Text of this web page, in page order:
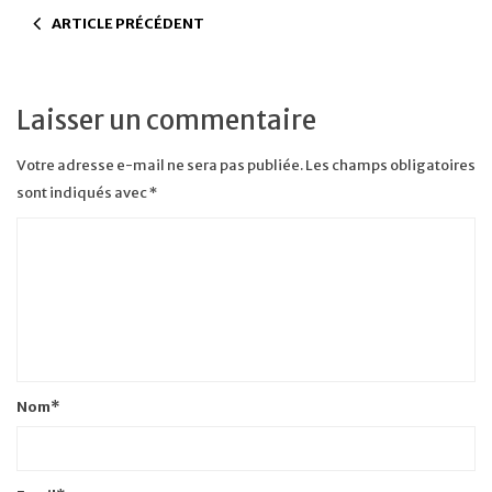
ARTICLE PRÉCÉDENT
Laisser un commentaire
Votre adresse e-mail ne sera pas publiée.Les champs obligatoires
sont indiqués avec*
Nom*